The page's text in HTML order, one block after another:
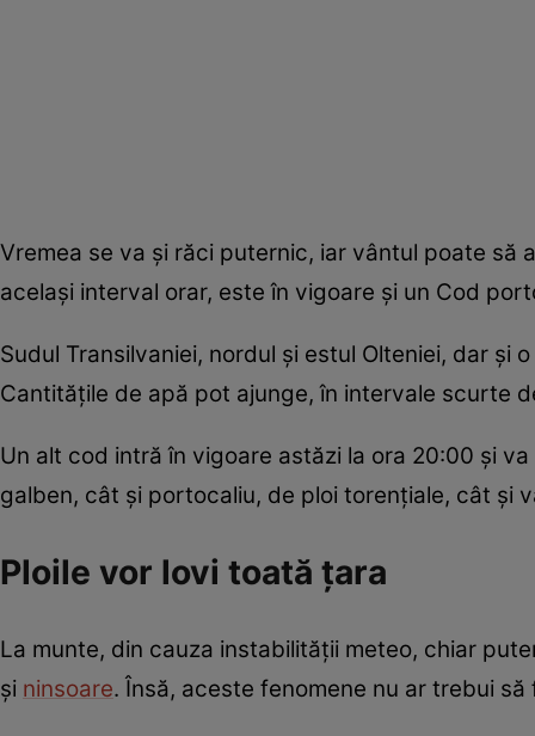
Vremea se va și răci puternic, iar vântul poate să
același interval orar, este în vigoare și un Cod
Sudul Transilvaniei, nordul și estul Olteniei, dar
Cantitățile de apă pot ajunge, în intervale scurte
Un alt cod intră în vigoare astăzi la ora 20:00 și
galben, cât și portocaliu, de ploi torențiale, cât și
Ploile vor lovi toată țara
La munte, din cauza instabilității meteo, chiar
și ninsoare. Însă, aceste fenomene nu ar trebui